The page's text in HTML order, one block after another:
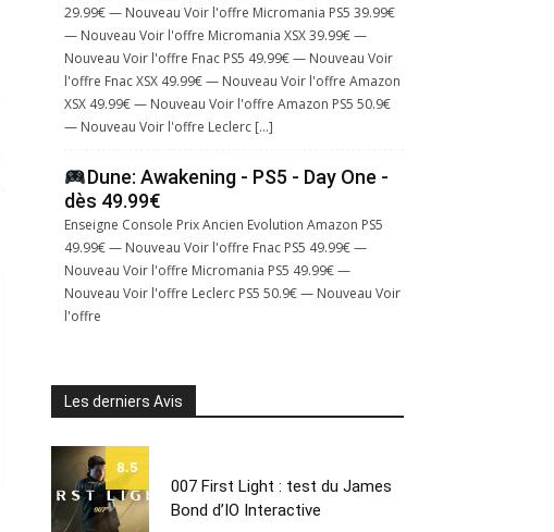
29.99€ — Nouveau Voir l'offre Micromania PS5 39.99€
— Nouveau Voir l'offre Micromania XSX 39.99€ —
Nouveau Voir l'offre Fnac PS5 49.99€ — Nouveau Voir
l'offre Fnac XSX 49.99€ — Nouveau Voir l'offre Amazon
XSX 49.99€ — Nouveau Voir l'offre Amazon PS5 50.9€
— Nouveau Voir l'offre Leclerc […]
Dune: Awakening - PS5 - Day One -
dès 49.99€
Enseigne Console Prix Ancien Evolution Amazon PS5
49.99€ — Nouveau Voir l'offre Fnac PS5 49.99€ —
Nouveau Voir l'offre Micromania PS5 49.99€ —
Nouveau Voir l'offre Leclerc PS5 50.9€ — Nouveau Voir
l'offre
Les derniers Avis
8.5
007 First Light : test du James
Bond d’IO Interactive